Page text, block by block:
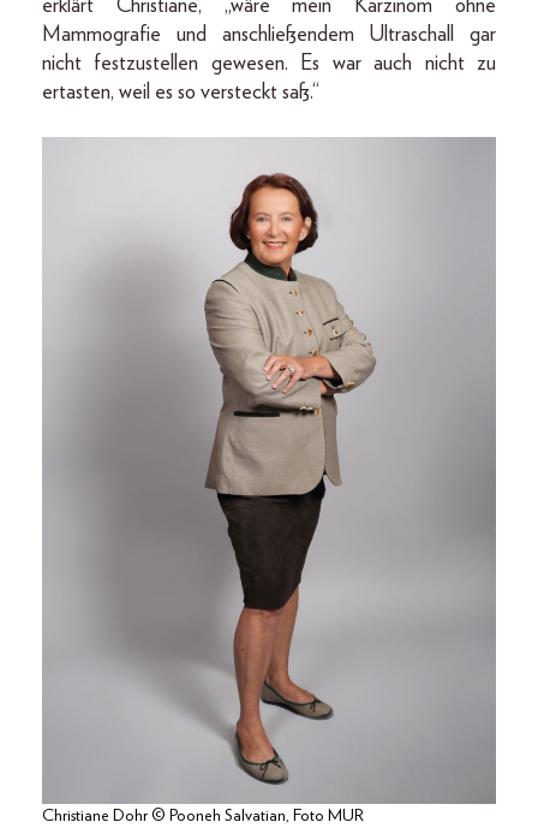
erklärt Christiane, „wäre mein Karzinom ohne
Mammografie und anschließendem Ultraschall gar
nicht festzustellen gewesen. Es war auch nicht zu
ertasten, weil es so versteckt saß.“
Christiane Dohr © Pooneh Salvatian, Foto MUR